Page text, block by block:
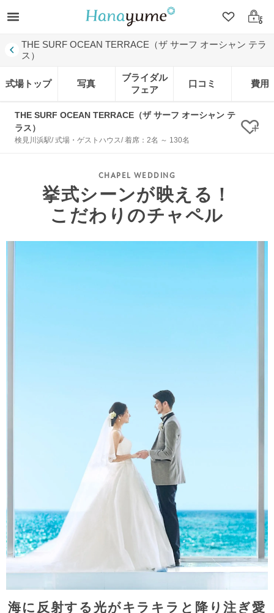
クリップ
ログ
THE SURF OCEAN TERRACE（ザ サーフ オーシャン テラ
ス）
式場トップ 写真
ブライダル
フェア
口コミ 費用
THE SURF OCEAN TERRACE（ザ サーフ オーシャン テ
ラス）
検見川浜駅/ 式場・ゲストハウス/ 着席：2名 ～ 130名 ク
挙式シーンが映える！
こだわりのチャペル
海に反射する光がキラキラと降り注ぎ愛